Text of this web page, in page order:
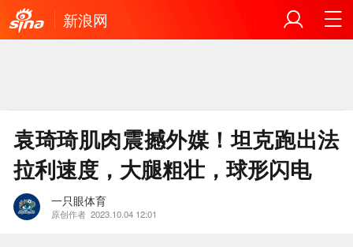
新浪网
袁琦琦肌肉震撼外媒！坦克跑出法
拉利速度，大腿粗壮，球形闪电
一只眼体育
原创作者 2023.10.04 12:01